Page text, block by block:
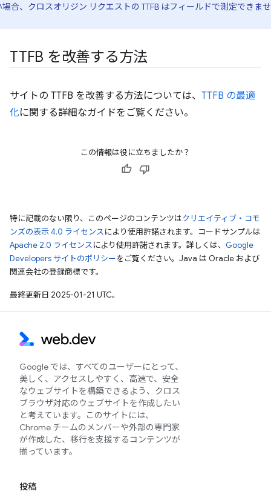
場合、クロスオリジン リクエストの TTFB はフィールドで測定できませ
TTFB を改善する方法
サイトの TTFB を改善する方法については、 TTFB の最適
化に関する詳細なガイドをご覧ください。
この情報は役に立ちましたか？
特に記載のない限り、このページのコンテンツはクリエイティブ・コモ
ンズの表示 4.0 ライセンスにより使用許諾されます。コードサンプルは
Apache 2.0 ライセンスにより使用許諾されます。詳しくは、 Google
Developers サイトのポリシーをご覧ください。Java は Oracle および
関連会社の登録商標です。
最終更新日 2025-01-21 UTC。
Google では、すべてのユーザーにとって、
美しく、アクセスしやすく、高速で、安全
なウェブサイトを構築できるよう、クロス
ブラウザ対応のウェブサイトを作成したい
と考えています。このサイトには、
Chrome チームのメンバーや外部の専門家
が作成した、移行を支援するコンテンツが
揃っています。
投稿